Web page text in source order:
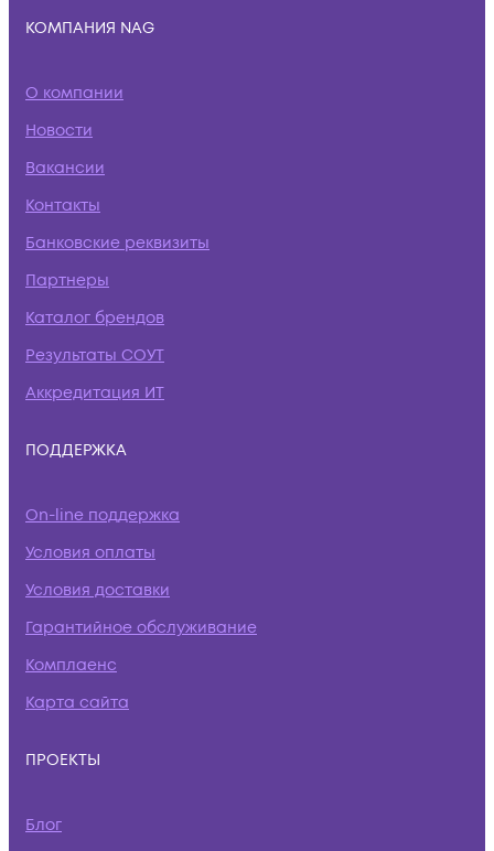
КОМПАНИЯ NAG
О компании
Новости
Вакансии
Контакты
Банковские реквизиты
Партнеры
Каталог брендов
Результаты СОУТ
Аккредитация ИТ
ПОДДЕРЖКА
On-line поддержка
Условия оплаты
Условия доставки
Гарантийное обслуживание
Комплаенс
Карта сайта
ПРОЕКТЫ
Блог